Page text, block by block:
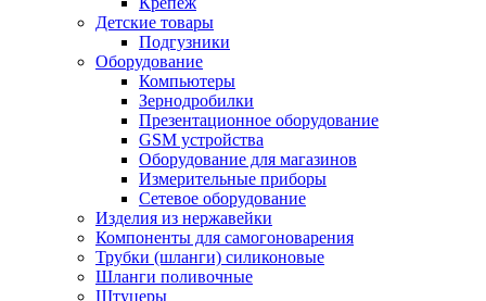
Детские товары
Подгузники
Оборудование
Компьютеры
Зернодробилки
Презентационное оборудование
GSM устройства
Оборудование для магазинов
Измерительные приборы
Сетевое оборудование
Изделия из нержавейки
Компоненты для самогоноварения
Трубки (шланги) силиконовые
Шланги поливочные
Штуцеры